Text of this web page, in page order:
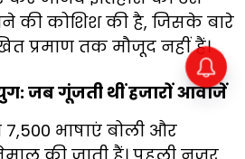
की कोशिश की है, जिसके बारे
प्रमाण तक मौजूद नहीं हैं।
जब गूंजती थीं हजारों आवाजें
भाषाएं बोली और